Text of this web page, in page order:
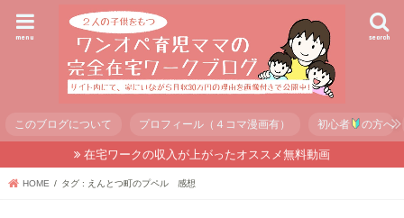
search
menu
このブログについて プロフィール（４コマ漫画有） 初心者 の方へ
在宅ワークの収入が上がったオススメ無料動画
HOME タグ : えんとつ町のプペル 感想